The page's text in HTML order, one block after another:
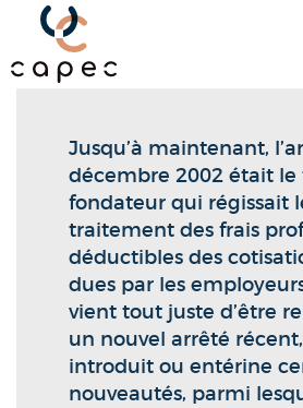
Panneau de gestion des cookies
Jusqu’à maintenant,
décembre 2002 était le
fondateur qui régissait
traitement des frais
déductibles des
dues par les
vient tout juste d’être
un nouvel arrêté
introduit ou entérine
nouveautés, parmi